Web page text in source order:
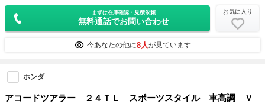
まずは在庫確認・見積依頼
無料通話でお問い合わせ
お気に入り
今あなたの他に8人が見ています
ホンダ
アコードツアラー ２４ＴＬ スポーツスタイル 車高調 Ｖ